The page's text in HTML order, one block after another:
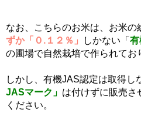
なお、こちらのお米は、お米
ずか「０.１２％」
しかない「
の圃場で自然栽培で作られてお
しかし、有機JAS認定は取得し
JASマーク」 は付けずに販売さ
ください。